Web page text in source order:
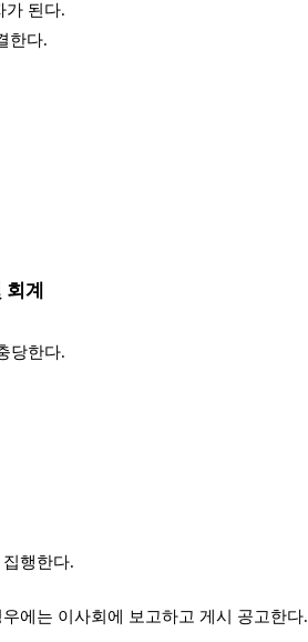
가 된다.
한다.
계
당한다.
행한다.
에는 이사회에 보고하고 게시 공고한다.